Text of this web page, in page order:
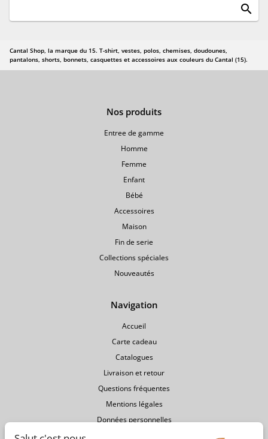
search
Cantal Shop, la marque du 15. T-shirt, vestes, polos, chemises, doudounes,
pantalons, shorts, bonnets, casquettes et accessoires aux couleurs du Cantal (15).
Nos produits
Entree de gamme
Homme
Femme
Enfant
Bébé
Accessoires
Maison
Fin de serie
Collections spéciales
Nouveautés
Navigation
Accueil
Carte cadeau
Catalogues
Livraison et retour
Questions fréquentes
Mentions légales
Données personnelles
Conditions générales de vente